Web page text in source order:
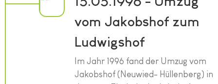
vom Jakobshof zum
Ludwigshof
Im Jahr 1996 fand der Umzug vom
Jakobshof (Neuwied- Hüllenberg) in